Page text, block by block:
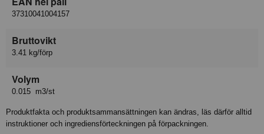
37310041004157
Bruttovikt
3.41 kg/förp
Volym
0.015 m3/st
Produktfakta och produktsammansättningen kan ändras, läs därför alltid
instruktioner och ingrediensförteckningen på förpackningen.